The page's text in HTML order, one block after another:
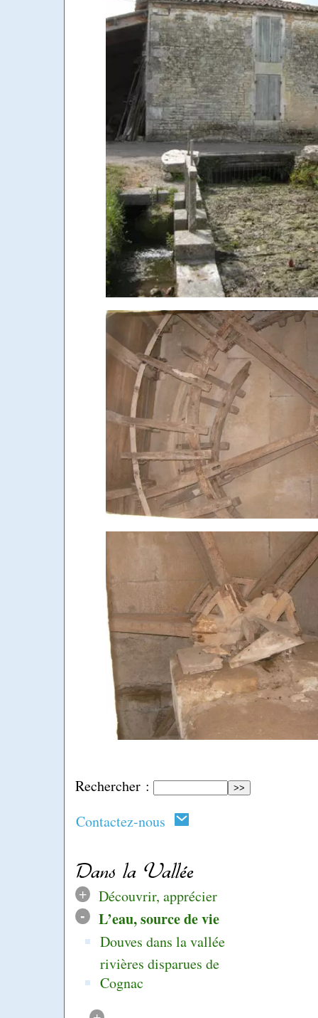
Rechercher :
Contactez-nous
Dans la Vallée
+ Découvrir, apprécier
- L’eau, source de vie
Douves dans la vallée
rivières disparues de
Cognac